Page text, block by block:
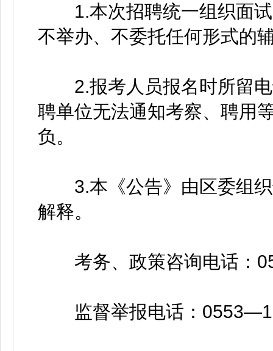
1.本次招聘统一组织面试
不举办、不委托任何形式的
2.报考人员报名时所留电
聘单位无法通知考察、聘用
负。
3.本《公告》由区委组织
解释。
考务、政策咨询电话：
监督举报电话：